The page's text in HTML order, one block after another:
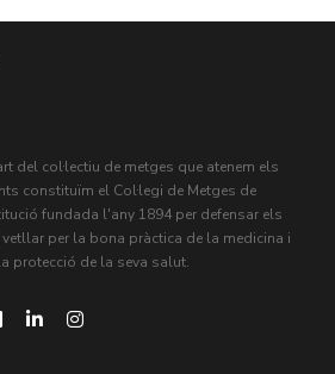
del col·lectiu de metges que atenem els
constituïm el Col·legi de Metges de
fundada l'any 1894 per defensar els
per la bona pràctica de la medicina i
protecció de la seva salut.